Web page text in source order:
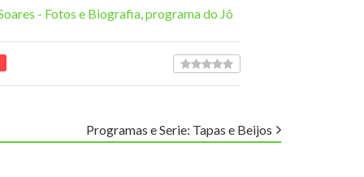
- Fotos e Biografia,programa do Jô
Programas e Serie: Tapas e Beijos